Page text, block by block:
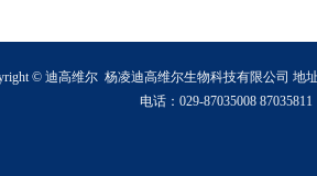
© 迪高维尔 杨凌迪高维尔生物科技有限公司 地
电话：029-87035008